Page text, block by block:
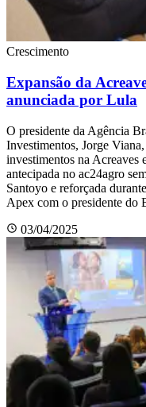
Crescimento
Expansão da
anunciada por Lula
O presidente da Agência
Investimentos, Jorge
investimentos na
antecipada no ac24agro
Santoyo e reforçada
Apex com o presidente
03/04/2025